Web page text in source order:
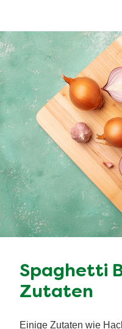
Spaghetti
Zutaten
Einige Zutaten wie